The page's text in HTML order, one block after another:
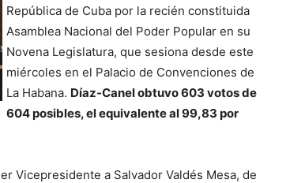
República de Cuba por la recién constituida
Asamblea Nacional del Poder Popular en su
Novena Legislatura, que sesiona desde este
miércoles en el Palacio de Convenciones de
La Habana. Díaz-Canel obtuvo 603 votos de
604 posibles, el equivalente al 99,83 por
Vicepresidente a Salvador Valdés Mesa, de